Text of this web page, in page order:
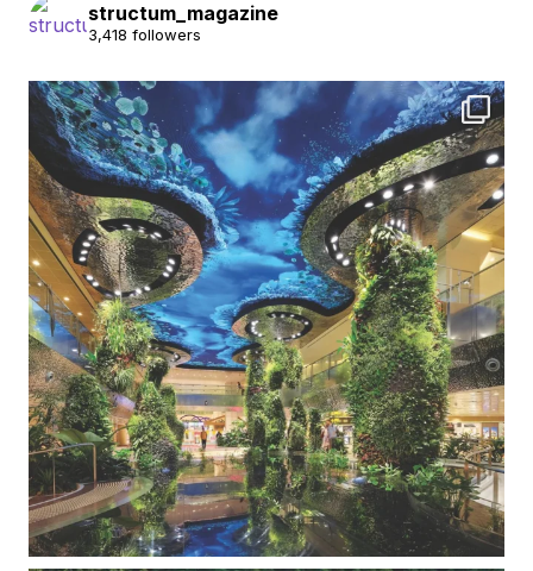
structum_magazine
3,418 followers